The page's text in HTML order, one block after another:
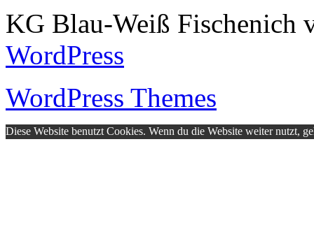
KG Blau-Weiß Fischenich
WordPress
WordPress Themes
Diese Website benutzt Cookies. Wenn du die Website weiter nutzt,